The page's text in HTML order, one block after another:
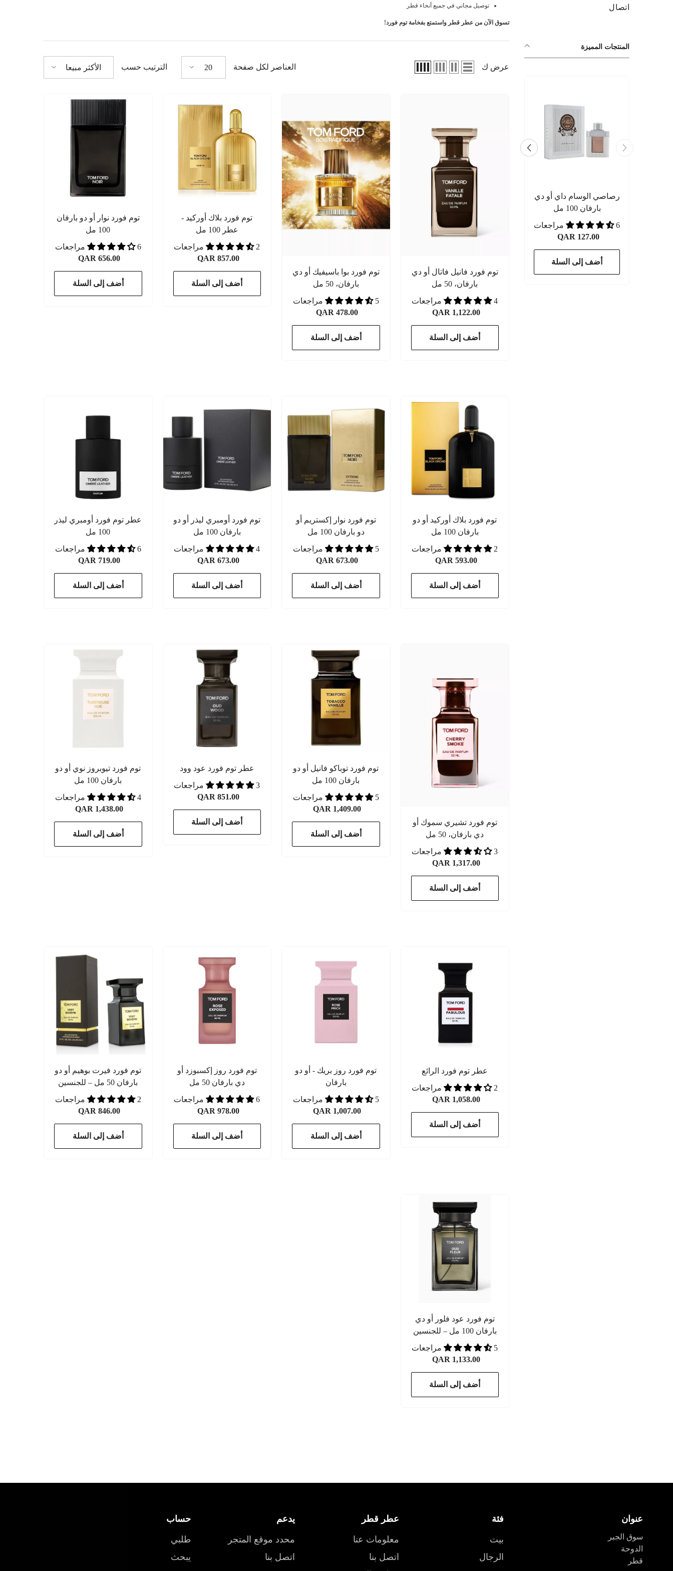
اتصال
المنتجات المميزة
رصاصي الوسام داي أو دي
بارفان 100 مل
6 مراجعات
QAR 127.00
أضف إلى السلة
توصيل مجاني في جميع أنحاء قطر
تسوق الآن من عطر قطر واستمتع بفخامة توم فورد!
عرض ك العناصر لكل صفحة 20 الترتيب حسب الأكثر مبيعا
توم فورد فانيل فاتال أو دي
بارفان، 50 مل
4 مراجعات
QAR 1,122.00
أضف إلى السلة
توم فورد بوا باسيفيك أو دي
بارفان، 50 مل
5 مراجعات
QAR 478.00
أضف إلى السلة
توم فورد بلاك أوركيد -
عطر 100 مل
2 مراجعات
QAR 857.00
أضف إلى السلة
توم فورد نوار أو دو بارفان
100 مل
6 مراجعات
QAR 656.00
أضف إلى السلة
توم فورد بلاك أوركيد أو دو
بارفان 100 مل
2 مراجعات
QAR 593.00
أضف إلى السلة
توم فورد نوار إكستريم أو
دو بارفان 100 مل
5 مراجعات
QAR 673.00
أضف إلى السلة
توم فورد أومبري ليذر أو دو
بارفان 100 مل
4 مراجعات
QAR 673.00
أضف إلى السلة
عطر توم فورد أومبري ليذر
100 مل
6 مراجعات
QAR 719.00
أضف إلى السلة
توم فورد تشيري سموك أو
دي بارفان، 50 مل
3 مراجعات
QAR 1,317.00
أضف إلى السلة
توم فورد توباكو فانيل أو دو
بارفان 100 مل
5 مراجعات
QAR 1,409.00
أضف إلى السلة
عطر توم فورد عود وود
3 مراجعات
QAR 851.00
أضف إلى السلة
توم فورد تيوبروز نوي أو دو
بارفان 100 مل
4 مراجعات
QAR 1,438.00
أضف إلى السلة
عطر توم فورد الرائع
2 مراجعات
QAR 1,058.00
أضف إلى السلة
توم فورد روز بريك - أو دو
بارفان
5 مراجعات
QAR 1,007.00
أضف إلى السلة
توم فورد روز إكسبوزد أو
دي بارفان 50 مل
6 مراجعات
QAR 978.00
أضف إلى السلة
توم فورد فيرت بوهيم أو دو
بارفان 50 مل – للجنسين
2 مراجعات
QAR 846.00
أضف إلى السلة
توم فورد عود فلور أو دي
بارفان 100 مل – للجنسين
5 مراجعات
QAR 1,133.00
أضف إلى السلة
عنوان
سوق الجبر
الدوحة
قطر
فئة
بيت
الرجال
عطر قطر
معلومات عنا
اتصل بنا
يدعم
محدد موقع المتجر
اتصل بنا
حساب
طلبي
يبحث